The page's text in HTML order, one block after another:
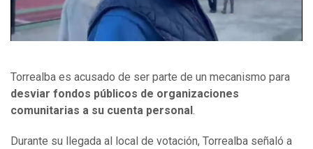
Torrealba es acusado de ser parte de un mecanismo para
desviar fondos públicos de organizaciones
comunitarias a su cuenta personal .
Durante su llegada al local de votación, Torrealba señaló a